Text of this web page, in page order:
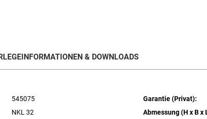
& DOWNLOADS
545075
NKL 32
Garantie (Privat):
Abmessung (H x B x